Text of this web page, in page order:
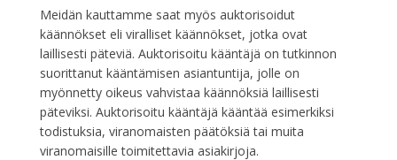
Meidän kauttamme saat myös auktorisoidut
käännökset eli viralliset käännökset, jotka ovat
laillisesti päteviä. Auktorisoitu kääntäjä on tutkinnon
suorittanut kääntämisen asiantuntija, jolle on
myönnetty oikeus vahvistaa käännöksiä laillisesti
päteviksi. Auktorisoitu kääntäjä kääntää esimerkiksi
todistuksia, viranomaisten päätöksiä tai muita
viranomaisille toimitettavia asiakirjoja.